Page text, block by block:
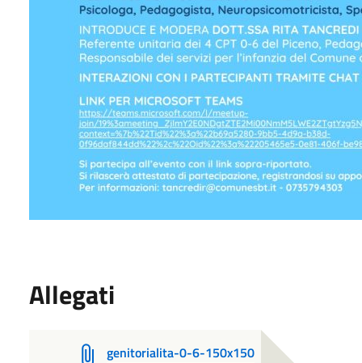
Allegati
genitorialita-0-6-150x150